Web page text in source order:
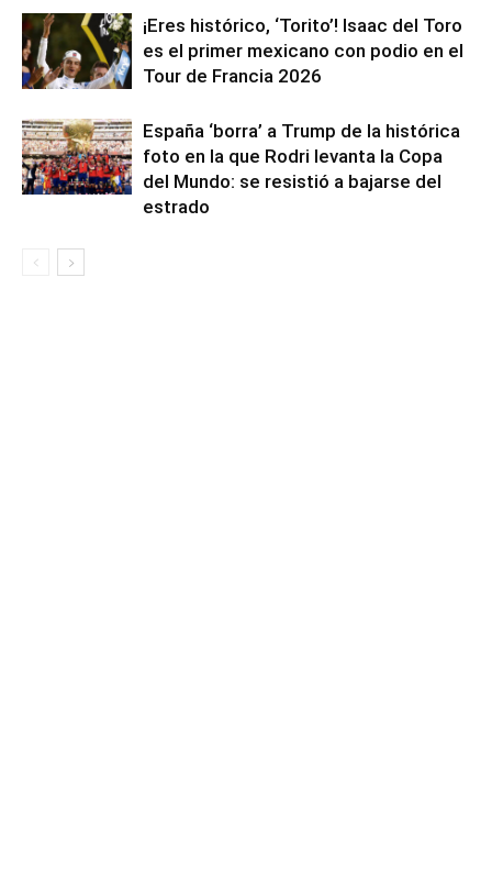
¡Eres histórico, ‘Torito’! Isaac del Toro
es el primer mexicano con podio en el
Tour de Francia 2026
España ‘borra’ a Trump de la histórica
foto en la que Rodri levanta la Copa
del Mundo: se resistió a bajarse del
estrado